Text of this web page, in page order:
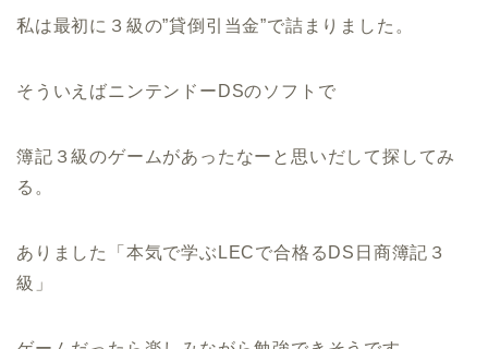
私は最初に３級の”貸倒引当金”で詰まりました。
そういえばニンテンドーDSのソフトで
簿記３級のゲームがあったなーと思いだして探してみ
る。
ありました「本気で学ぶLECで合格るDS日商簿記３
級」